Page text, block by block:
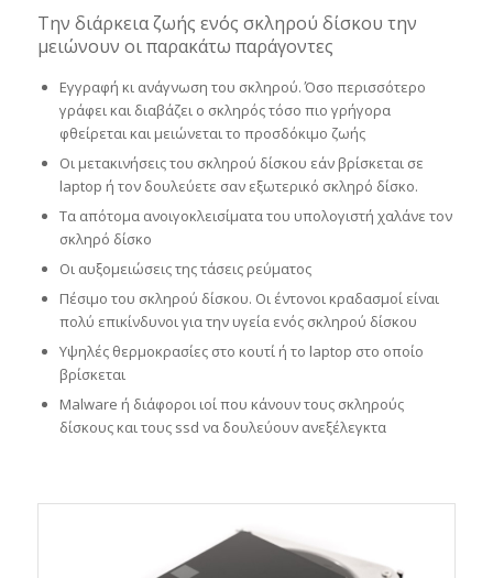
Την διάρκεια ζωής ενός σκληρού δίσκου την
μειώνουν οι παρακάτω παράγοντες
Εγγραφή κι ανάγνωση του σκληρού. Όσο περισσότερο
γράφει και διαβάζει ο σκληρός τόσο πιο γρήγορα
φθείρεται και μειώνεται το προσδόκιμο ζωής
Οι μετακινήσεις του σκληρού δίσκου εάν βρίσκεται σε
laptop ή τον δουλεύετε σαν εξωτερικό σκληρό δίσκο.
Τα απότομα ανοιγοκλεισίματα του υπολογιστή χαλάνε τον
σκληρό δίσκο
Οι αυξομειώσεις της τάσεις ρεύματος
Πέσιμο του σκληρού δίσκου. Οι έντονοι κραδασμοί είναι
πολύ επικίνδυνοι για την υγεία ενός σκληρού δίσκου
Υψηλές θερμοκρασίες στο κουτί ή το laptop στο οποίο
βρίσκεται
Malware ή διάφοροι ιοί που κάνουν τους σκληρούς
δίσκους και τους ssd να δουλεύουν ανεξέλεγκτα